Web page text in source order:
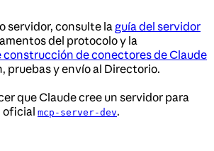
servidor, consulte la guía del servidor
del protocolo y la
de conectores de Claude
pruebas y envío al Directorio.
que Claude cree un servidor para
oficial mcp-server-dev.